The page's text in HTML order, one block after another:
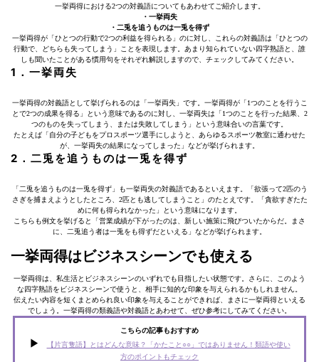
一挙両得における2つの対義語についてもあわせてご紹介します。
・一挙両失
・二兎を追うものは一兎を得ず
一挙両得が「ひとつの行動で2つの利益を得られる」のに対し、これらの対義語は「ひとつの
行動で、どちらも失ってしまう」ことを表現します。あまり知られていない四字熟語と、誰
しも聞いたことがある慣用句をそれぞれ解説しますので、チェックしてみてください。
1．一挙両失
一挙両得の対義語として挙げられるのは「一挙両失」です。一挙両得が「1つのことを行うこ
とで2つの成果を得る」という意味であるのに対し、一挙両失は「1つのことを行った結果、2
つのものを失ってしまう、または失敗してしまう」という意味合いの言葉です。
たとえば「自分の子どもをプロスポーツ選手にしようと、あらゆるスポーツ教室に通わせた
が、一挙両失の結果になってしまった」などが挙げられます。
2．二兎を追うものは一兎を得ず
「二兎を追うものは一兎を得ず」も一挙両失の対義語であるといえます。「欲張って2匹のう
さぎを捕まえようとしたところ、2匹とも逃してしまうこと」のたとえです。「貪欲すぎたた
めに何も得られなかった」という意味になります。
こちらも例文を挙げると「営業成績が下がったのは、新しい施策に飛びついたからだ。まさ
に、二兎追う者は一兎をも得ずだといえる」などが挙げられます。
一挙両得はビジネスシーンでも使える
一挙両得は、私生活とビジネスシーンのいずれでも目指したい状態です。さらに、このよう
な四字熟語をビジネスシーンで使うと、相手に知的な印象を与えられるかもしれません。
伝えたい内容を短くまとめられ良い印象を与えることができれば、まさに一挙両得といえる
でしょう。一挙両得の類義語や対義語とあわせて、ぜひ参考にしてみてください。
こちらの記事もおすすめ
【片言隻語】とはどんな意味？「かたこと○○」ではありません！類語や使い
方のポイントもチェック